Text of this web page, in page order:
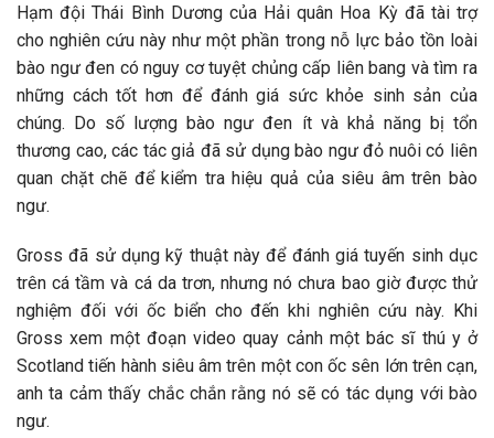
Hạm đội Thái Bình Dương của Hải quân Hoa Kỳ đã tài trợ
cho nghiên cứu này như một phần trong nỗ lực bảo tồn loài
bào ngư đen có nguy cơ tuyệt chủng cấp liên bang và tìm ra
những cách tốt hơn để đánh giá sức khỏe sinh sản của
chúng. Do số lượng bào ngư đen ít và khả năng bị tổn
thương cao, các tác giả đã sử dụng bào ngư đỏ nuôi có liên
quan chặt chẽ để kiểm tra hiệu quả của siêu âm trên bào
ngư.
Gross đã sử dụng kỹ thuật này để đánh giá tuyến sinh dục
trên cá tầm và cá da trơn, nhưng nó chưa bao giờ được thử
nghiệm đối với ốc biển cho đến khi nghiên cứu này. Khi
Gross xem một đoạn video quay cảnh một bác sĩ thú y ở
Scotland tiến hành siêu âm trên một con ốc sên lớn trên cạn,
anh ta cảm thấy chắc chắn rằng nó sẽ có tác dụng với bào
ngư.